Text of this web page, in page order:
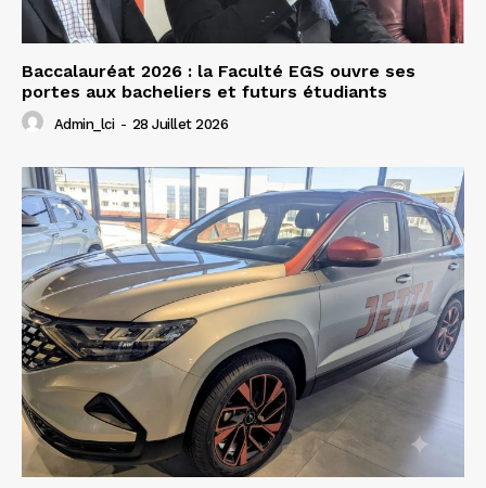
Baccalauréat 2026 : la Faculté EGS ouvre ses
portes aux bacheliers et futurs étudiants
Admin_lci - 28 Juillet 2026